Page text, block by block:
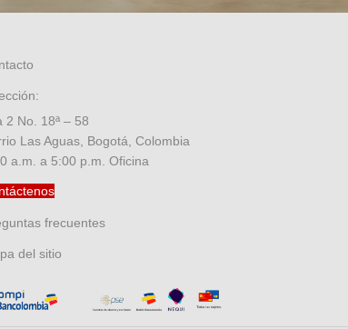
2 No. 18ª – 58
Las Aguas, Bogotá, Colombia
a.m. a 5:00 p.m. Oficina
frecuentes
del sitio